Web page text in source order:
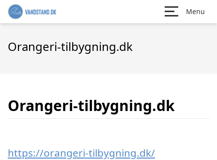
Menu
Orangeri-tilbygning.dk
Orangeri-tilbygning.dk
https://orangeri-tilbygning.dk/